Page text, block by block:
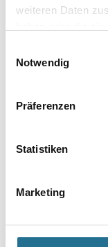
weiteren Daten
Notwendig
Präferenzen
Statistiken
Marketing
- Geruchsarm
- Wasserverdünnbar